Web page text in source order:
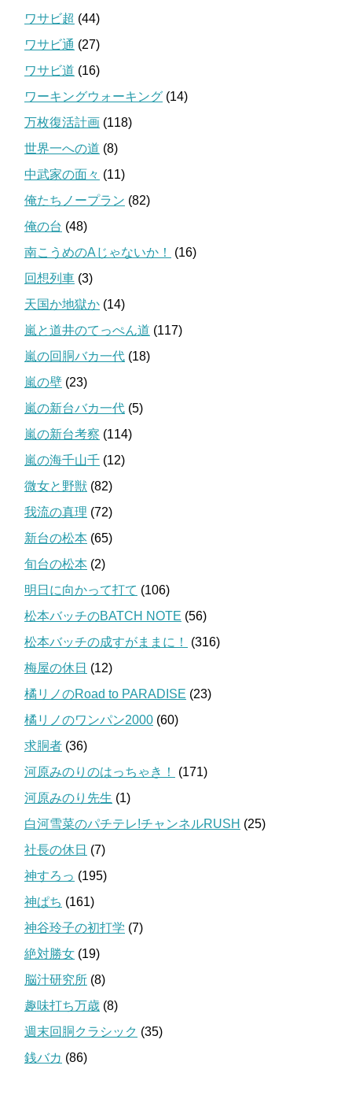
ワサビ超 (44)
ワサビ通 (27)
ワサビ道 (16)
ワーキングウォーキング (14)
万枚復活計画 (118)
世界一への道 (8)
中武家の面々 (11)
俺たちノープラン (82)
俺の台 (48)
南こうめのAじゃないか！
(16)
回想列車 (3)
天国か地獄か (14)
嵐と道井のてっぺん道 (117)
嵐の回胴バカ一代 (18)
嵐の壁 (23)
嵐の新台バカ一代 (5)
嵐の新台考察 (114)
嵐の海千山千 (12)
微女と野獣 (82)
我流の真理 (72)
新台の松本 (65)
旬台の松本 (2)
明日に向かって打て (106)
松本バッチのBATCH NOTE (56)
松本バッチの成すがままに！
(316)
梅屋の休日 (12)
橘リノのRoad to PARADISE (23)
橘リノのワンパン2000 (60)
求胴者 (36)
河原みのりのはっちゃき！
(171)
河原みのり先生 (1)
白河雪菜のパチテレ!チャンネルRUSH (25)
社長の休日 (7)
神すろっ (195)
神ぱち (161)
神谷玲子の初打学 (7)
絶対勝女 (19)
脳汁研究所 (8)
趣味打ち万歳 (8)
週末回胴クラシック (35)
銭バカ (86)